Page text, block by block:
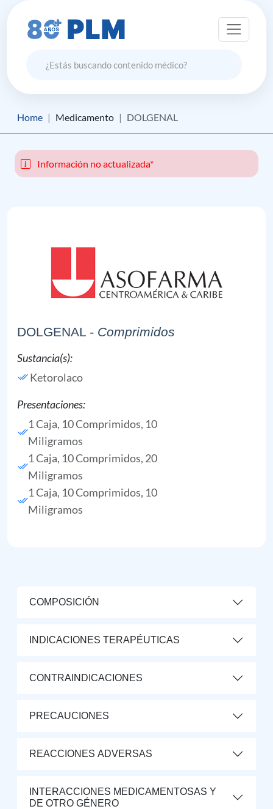
Home Medicamento DOLGENAL
Información no actualizada*
DOLGENAL - Comprimidos
Sustancia(s):
Ketorolaco
Presentaciones:
1 Caja, 10 Comprimidos, 10
Miligramos
1 Caja, 10 Comprimidos, 20
Miligramos
1 Caja, 10 Comprimidos, 10
Miligramos
COMPOSICIÓN
INDICACIONES TERAPÉUTICAS
CONTRAINDICACIONES
PRECAUCIONES
REACCIONES ADVERSAS
INTERACCIONES MEDICAMENTOSAS Y
DE OTRO GÉNERO